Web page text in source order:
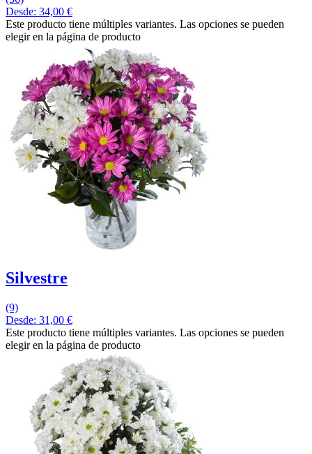
Desde: 34,00 €
Este producto tiene múltiples variantes. Las opciones se pueden
elegir en la página de producto
Silvestre
(9)
Desde: 31,00 €
Este producto tiene múltiples variantes. Las opciones se pueden
elegir en la página de producto